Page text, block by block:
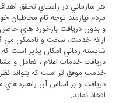
هر سازماني در راستاي تحقق
مردم نيازمند توجه تام
و بدون دريافت بازخورد هاي
ارائه خدمت، سخت و ناممکن مي
شايسته زماني امکان پذير است
دريافت خدمات اعلام ، تعامل و
خدمت موفق تر است که بتواند
دريافت و بر اساس آن
اتخاذ نمايد.